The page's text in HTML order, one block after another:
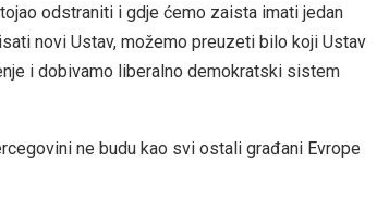
odstraniti i gdje ćemo zaista imati jedan
novi Ustav, možemo preuzeti bilo koji Ustav
i dobivamo liberalno demokratski sistem
ne budu kao svi ostali građani Evrope